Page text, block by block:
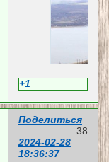
+1
Поделиться
38
2024-02-28
18:36:37